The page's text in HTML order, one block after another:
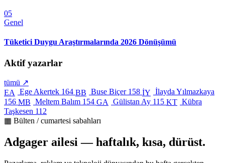
05
Genel
Tüketici Duygu Araştırmalarında 2026 Dönüşümü
Aktif yazarlar
tümü ↗
EA
Ege Akertek 164 BB Buse Biçer 158 İY İlayda Yılmazkaya
156 MB Meltem Balım 154 GA Gülistan Ay 115 KT Kübra
Taşkesen 112
▦ Bülten / cumartesi sabahları
Adgager ailesi — haftalık, kısa, dürüst.